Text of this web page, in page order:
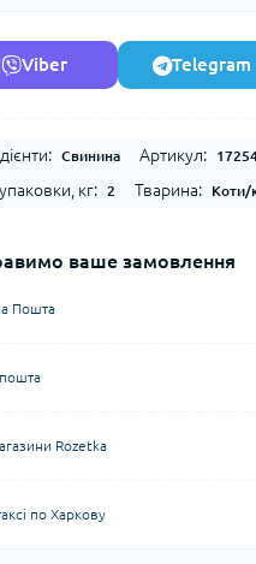
Viber Telegram
Свинина Артикул:
кг: 2 Тварина: Коти/
ваше замовлення
Пошта
Rozetka
по Харкову